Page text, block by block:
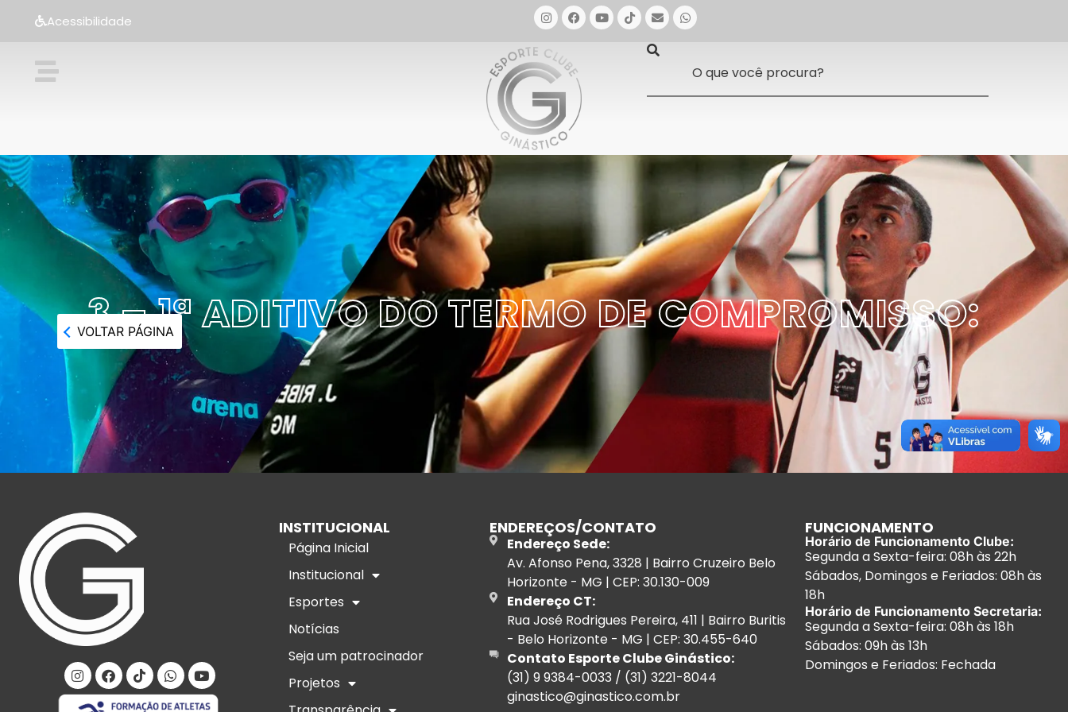
Acessibilidade
3 – 1ª ADITIVO DO TERMO DE COMPROMISSO:
VOLTAR PÁGINA
INSTITUCIONAL
Página Inicial
Institucional
Esportes
Notícias
Seja um patrocinador
Projetos
ENDEREÇOS/CONTATO
Endereço Sede:
Av. Afonso Pena, 3328 | Bairro Cruzeiro Belo
Horizonte - MG | CEP: 30.130-009
Endereço CT:
Rua José Rodrigues Pereira, 411 | Bairro Buritis
- Belo Horizonte - MG | CEP: 30.455-640
Contato Esporte Clube Ginástico:
(31) 9 9384-0033 / (31) 3221-8044
ginastico@ginastico.com.br
FUNCIONAMENTO
Horário de Funcionamento Clube:
Segunda a Sexta-feira: 08h às 22h
Sábados, Domingos e Feriados: 08h às
18h
Horário de Funcionamento Secretaria:
Segunda a Sexta-feira: 08h às 18h
Sábados: 09h às 13h
Domingos e Feriados: Fechada